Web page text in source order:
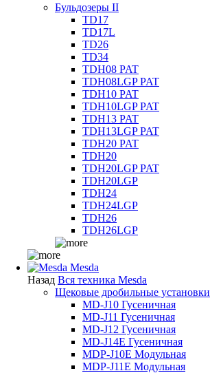
Бульдозеры II
TD17
TD17L
TD26
TD34
TDH08 PAT
TDH08LGP PAT
TDH10 PAT
TDH10LGP PAT
TDH13 PAT
TDH13LGP PAT
TDH20 PAT
TDH20
TDH20LGP PAT
TDH20LGP
TDH24
TDH24LGP
TDH26
TDH26LGP
Mesda
Назад Вся техника Mesda
Щековые дробильные установки
MD-J10 Гусеничная
MD-J11 Гусеничная
MD-J12 Гусеничная
MD-J14E Гусеничная
MDP-J10E Модульная
MDP-J11E Модульная